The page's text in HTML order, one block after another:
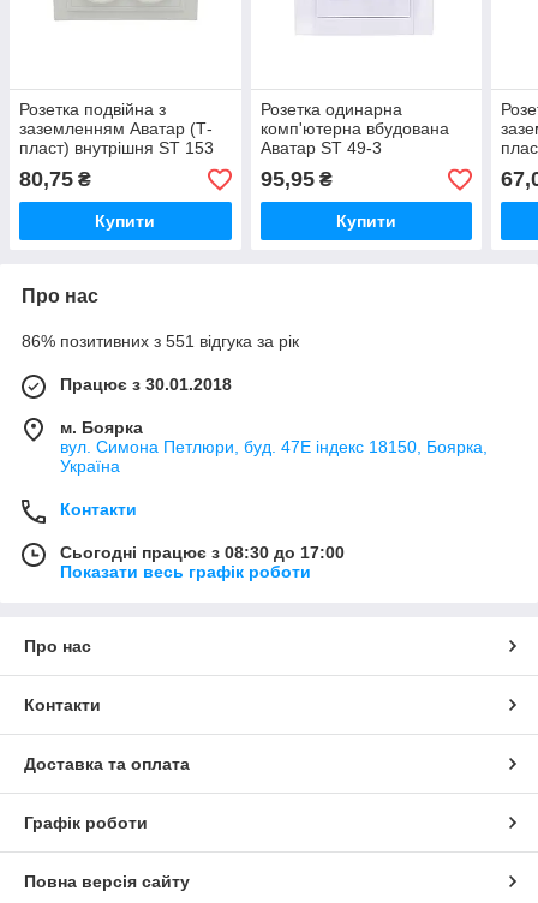
Розетка подвійна з
заземленням Аватар (Т-
пласт) внутрішня ST 153
80,75 ₴
Купити
Розетка одинарна
комп'ютерна вбудована
Аватар ST 49-3
95,95₴
Купити
Про нас
86% позитивних з 551 відгука за рік
Працює з 30.01.2018
м. Боярка
вул. Симона Петлюри, буд. 47Е індекс 18150, Боярка,
Україна
Контакти
Сьогодні працює з 08:30 до 17:00
Показати весь графік роботи
Про нас
Контакти
Доставка та оплата
Графік роботи
Повна версія сайту